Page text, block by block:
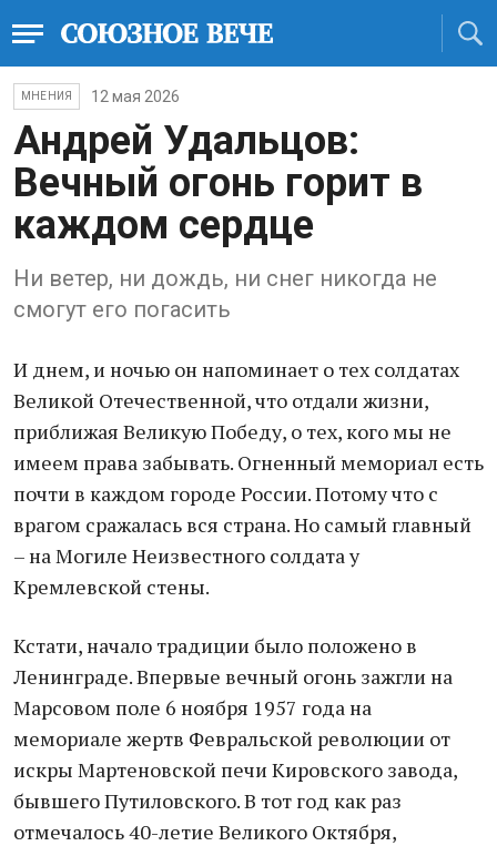
МНЕНИЯ 12 мая 2026
Андрей Удальцов:
Вечный огонь горит в
каждом сердце
Ни ветер, ни дождь, ни снег никогда не
смогут его погасить
И днем, и ночью он напоминает о тех солдатах
Великой Отечественной, что отдали жизни,
приближая Великую Победу, о тех, кого мы не
имеем права забывать. Огненный мемориал есть
почти в каждом городе России. Потому что с
врагом сражалась вся страна. Но самый главный
– на Могиле Неизвестного солдата у
Кремлевской стены.
Кстати, начало традиции было положено в
Ленинграде. Впервые вечный огонь зажгли на
Марсовом поле 6 ноября 1957 года на
мемориале жертв Февральской революции от
искры Мартеновской печи Кировского завода,
бывшего Путиловского. В тот год как раз
отмечалось 40-летие Великого Октября,